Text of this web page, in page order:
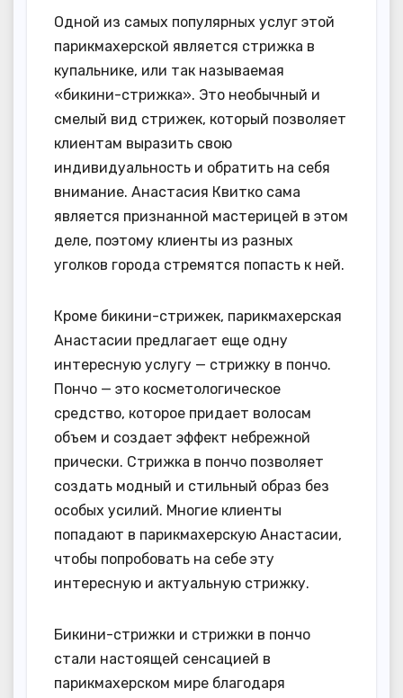
Одной из самых популярных услуг этой
парикмахерской является стрижка в
купальнике, или так называемая
«бикини-стрижка». Это необычный и
смелый вид стрижек, который позволяет
клиентам выразить свою
индивидуальность и обратить на себя
внимание. Анастасия Квитко сама
является признанной мастерицей в этом
деле, поэтому клиенты из разных
уголков города стремятся попасть к ней.
Кроме бикини-стрижек, парикмахерская
Анастасии предлагает еще одну
интересную услугу — стрижку в пончо.
Пончо — это косметологическое
средство, которое придает волосам
объем и создает эффект небрежной
прически. Стрижка в пончо позволяет
создать модный и стильный образ без
особых усилий. Многие клиенты
попадают в парикмахерскую Анастасии,
чтобы попробовать на себе эту
интересную и актуальную стрижку.
Бикини-стрижки и стрижки в пончо
стали настоящей сенсацией в
парикмахерском мире благодаря